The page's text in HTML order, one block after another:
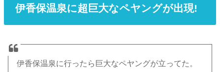
伊香保温泉に超巨大なペヤングが出現!
伊香保温泉に行ったら巨大なペヤングが立ってた。